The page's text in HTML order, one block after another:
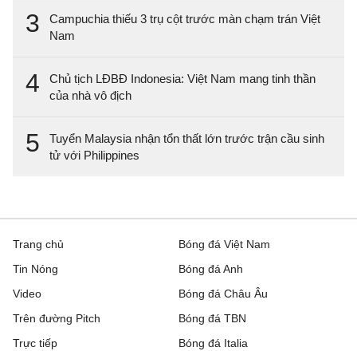
3
Campuchia thiếu 3 trụ cột trước màn chạm trán Việt
Nam
4
Chủ tịch LĐBĐ Indonesia: Việt Nam mang tinh thần
của nhà vô địch
5
Tuyển Malaysia nhận tổn thất lớn trước trận cầu sinh
tử với Philippines
Trang chủ
Tin Nóng
Video
Trên đường Pitch
Trực tiếp
Bóng đá Việt Nam
Bóng đá Anh
Bóng đá Châu Âu
Bóng đá TBN
Bóng đá Italia